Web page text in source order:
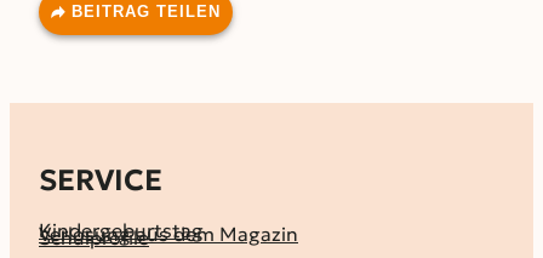
BEITRAG TEILEN
SERVICE
Kindergeburtstag
Verlosung aus dem Magazin
Schulprofile